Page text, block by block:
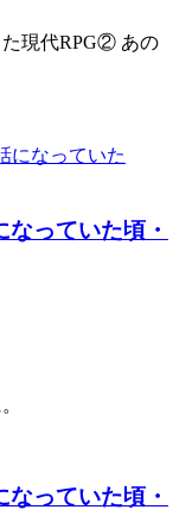
現代RPG② あの
っていた頃・
っていた頃・